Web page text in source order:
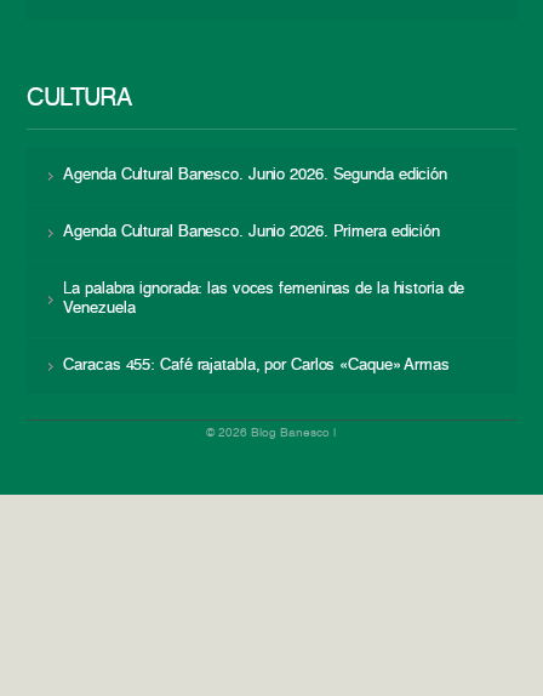
CULTURA
Agenda Cultural Banesco. Junio 2026. Segunda edición
Agenda Cultural Banesco. Junio 2026. Primera edición
La palabra ignorada: las voces femeninas de la historia de
Venezuela
Caracas 455: Café rajatabla, por Carlos «Caque» Armas
© 2026 Blog Banesco |